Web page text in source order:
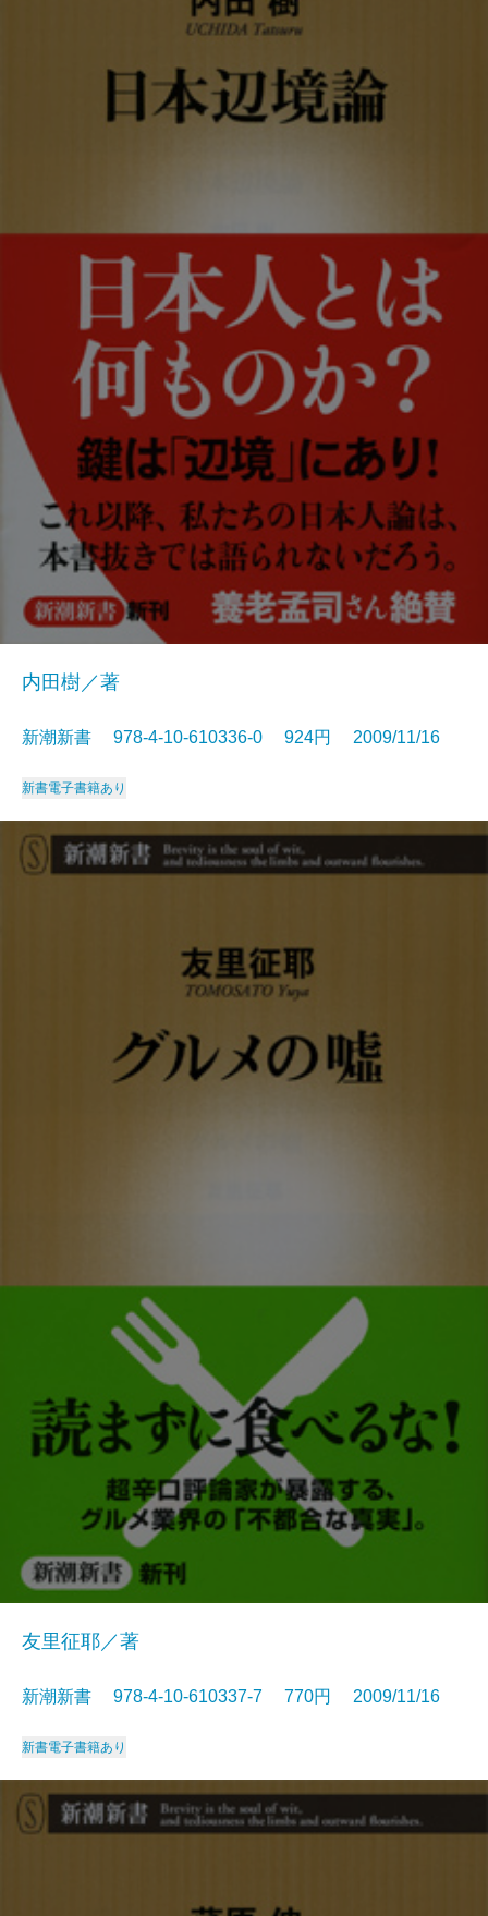
内田樹／著
新潮新書 978-4-10-610336-0 924円 2009/11/16
新書電子書籍あり
友里征耶／著
新潮新書 978-4-10-610337-7 770円 2009/11/16
新書電子書籍あり